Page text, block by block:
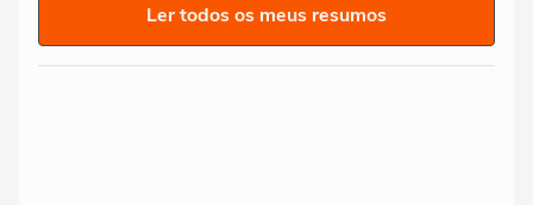
Ler todos os meus resumos